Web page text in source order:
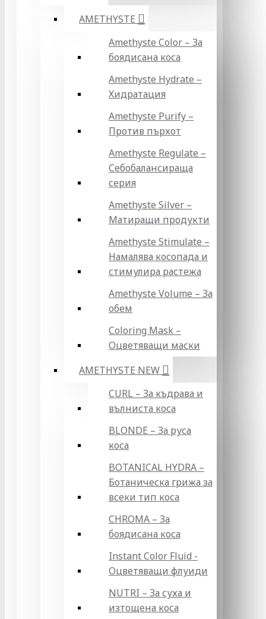
AMETHYSTE
Amethyste Color – За
боядисана коса
Amethyste Hydrate –
Хидратация
Amethyste Purify –
Против пърхот
Amethyste Regulate –
Себобалансираща
серия
Amethyste Silver –
Матиращи продукти
Amethyste Stimulate –
Намалява косопада и
стимулира растежа
Amethyste Volume – За
обем
Coloring Mask –
Оцветяващи маски
AMETHYSTE NEW
CURL – За къдрава и
вълниста коса
BLONDE – За руса
коса
BOTANICAL HYDRA –
Ботаническа грижа за
всеки тип коса
CHROMA – За
боядисана коса
Instant Color Fluid -
Оцветяващи флуиди
NUTRI – За суха и
изтощена коса